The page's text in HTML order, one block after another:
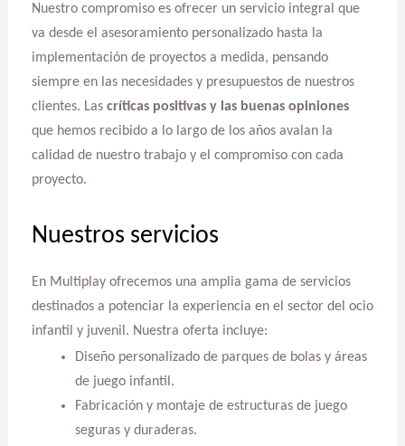
Nuestro compromiso es ofrecer un servicio integral que
va desde el asesoramiento personalizado hasta la
implementación de proyectos a medida, pensando
siempre en las necesidades y presupuestos de nuestros
clientes. Las críticas positivas y las buenas opiniones
que hemos recibido a lo largo de los años avalan la
calidad de nuestro trabajo y el compromiso con cada
proyecto.
Nuestros servicios
En Multiplay ofrecemos una amplia gama de servicios
destinados a potenciar la experiencia en el sector del ocio
infantil y juvenil. Nuestra oferta incluye:
Diseño personalizado de parques de bolas y áreas
de juego infantil.
Fabricación y montaje de estructuras de juego
seguras y duraderas.